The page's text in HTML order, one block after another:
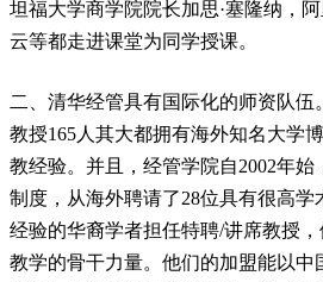
坦福大学商学院院长加思·塞隆纳，
云等都走进课堂为同学授课。
二、清华经管具有国际化的师资队伍
教授165人其大都拥有海外知名大学
教经验。并且，经管学院自2002年始
制度，从海外聘请了28位具有很高学
经验的华裔学者担任特聘/讲席教授
教学的骨干力量。他们的加盟能以中